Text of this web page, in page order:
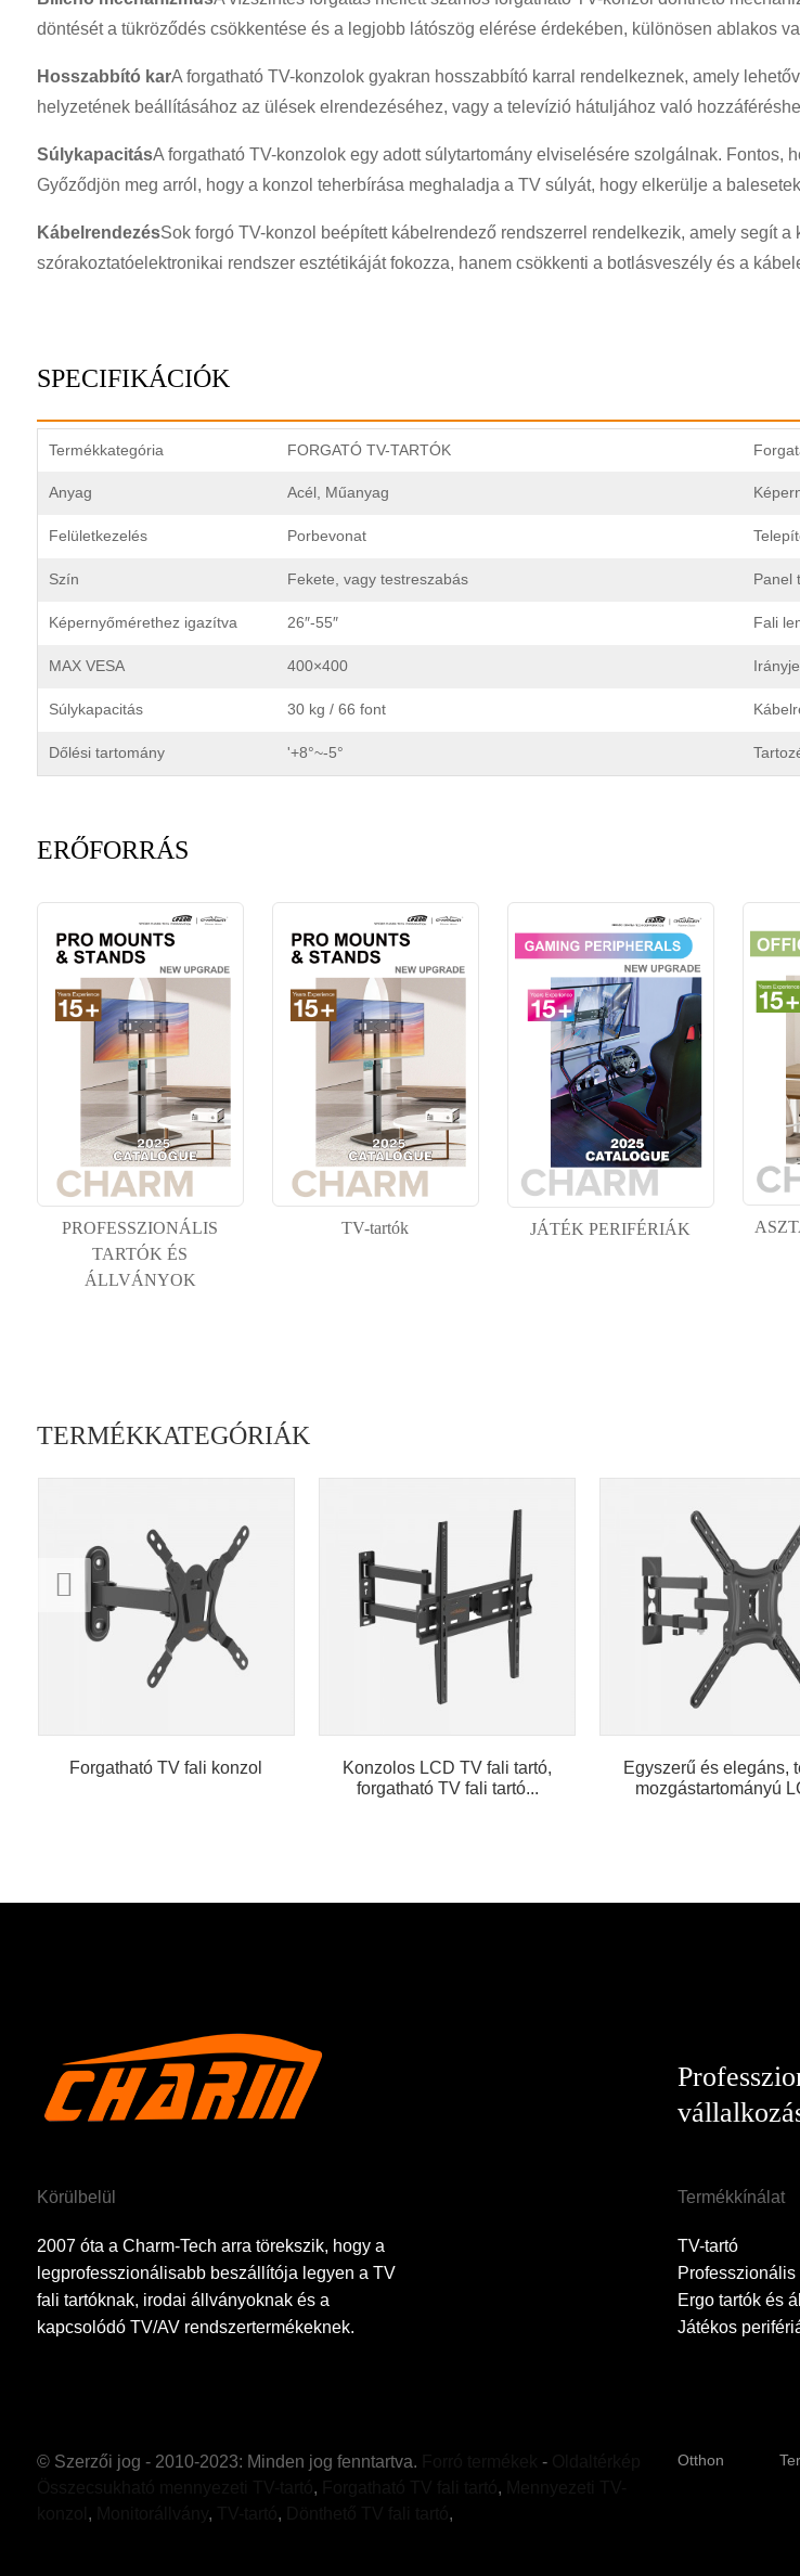
döntését a tükröződés csökkentése és a legjobb látószög elérése érdekében, különösen ablakos
Hosszabbító karA forgatható TV-konzolok gyakran hosszabbító karral rendelkeznek, amely
helyzetének beállításához az ülések elrendezéséhez, vagy a televízió hátuljához való
SúlykapacitásA forgatható TV-konzolok egy adott súlytartomány elviselésére szolgálnak.
Győződjön meg arról, hogy a konzol teherbírása meghaladja a TV súlyát, hogy elkerülje a
KábelrendezésSok forgó TV-konzol beépített kábelrendező rendszerrel rendelkezik, amely segít
szórakoztatóelektronikai rendszer esztétikáját fokozza, hanem csökkenti a botlásveszély és a
SPECIFIKÁCIÓK
Termékkategória FORGATÓ TV-TARTÓK
Anyag Acél, Műanyag
Felületkezelés Porbevonat
Szín Fekete, vagy testreszabás Panel
Képernyőmérethez igazítva 26″-55″ Fali
MAX VESA 400×400
Súlykapacitás 30 kg / 66 font
Dőlési tartomány '+8°~-5°
ERŐFORRÁS
PROFESSZIONÁLIS
TARTÓK ÉS
ÁLLVÁNYOK
TV-tartók JÁTÉK PERIFÉRIÁK
TERMÉKKATEGÓRIÁK
Forgatható TV fali konzol
Konzolos LCD TV fali tartó,
forgatható TV fali tartó...
Egyszerű és elegáns,
mozgástartományú
Körülbelül
2007 óta a Charm-Tech arra törekszik, hogy a
legprofesszionálisabb beszállítója legyen a TV
fali tartóknak, irodai állványoknak és a
kapcsolódó TV/AV rendszertermékeknek.
Termékkínálat
TV-tartó
Ergo tartók és
Játékos
© Szerzői jog - 2010-2023: Minden jog fenntartva. -
, ,
, , , ,
Otthon
SZEMÉLYAZONOSSÁG IGAZOLÁSA
ellenőrizhessük, valóban Ön a CHARM
A helytelen információk a
Megkaptuk a kérését, és meg fogjuk
hitelesítési és engedélyezési